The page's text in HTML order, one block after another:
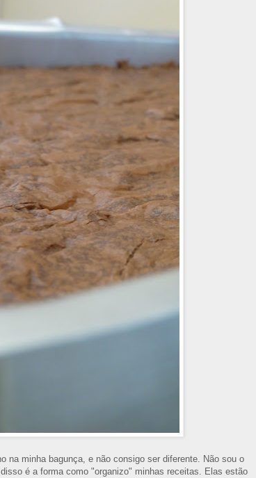
na minha bagunça, e não consigo ser diferente. Não sou o
é a forma como "organizo" minhas receitas. Elas estão